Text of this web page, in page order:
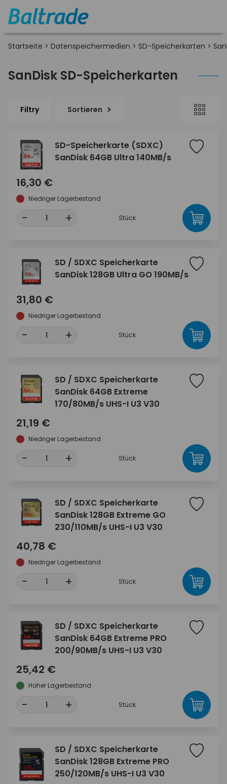
Startseite > Datenspeichermedien > SD-Speicherkarten >
SanDisk SD-Speicherkarten
Filtry Sortieren
SD-Speicherkarte (SDXC)
SanDisk 64GB Ultra 140MB/s
16,30 €
Niedriger Lagerbestand
- + Stück
SD / SDXC Speicherkarte
SanDisk 128GB Ultra GO 190MB/s
31,80 €
Niedriger Lagerbestand
- + Stück
SD / SDXC Speicherkarte
SanDisk 64GB Extreme
170/80MB/s UHS-I U3 V30
21,19 €
Niedriger Lagerbestand
- + Stück
SD / SDXC Speicherkarte
SanDisk 128GB Extreme GO
230/110MB/s UHS-I U3 V30
40,78 €
Niedriger Lagerbestand
- + Stück
SD / SDXC Speicherkarte
SanDisk 64GB Extreme PRO
200/90MB/s UHS-I U3 V30
25,42 €
Hoher Lagerbestand
- + Stück
SD / SDXC Speicherkarte
SanDisk 128GB Extreme PRO
250/120MB/s UHS-I U3 V30